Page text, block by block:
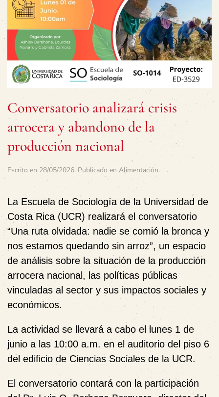
Conversatorio analizará crisis
arrocera y abandono de la
producción nacional
Escrito en 28/05/2026. Publicado en Alimentación.
La Escuela de Sociología de la Universidad de
Costa Rica (UCR) realizará el conversatorio
“Una ruta olvidada: nadie se comió la bronca y
nos estamos quedando sin arroz”, un espacio
de análisis sobre la situación de la producción
arrocera nacional, las políticas públicas
vinculadas al sector y sus impactos sociales y
económicos.
La actividad se llevará a cabo el lunes 1 de
junio a las 10:00 a.m. en el auditorio del piso 6
del edificio de Ciencias Sociales de la UCR.
El conversatorio contará con la participación